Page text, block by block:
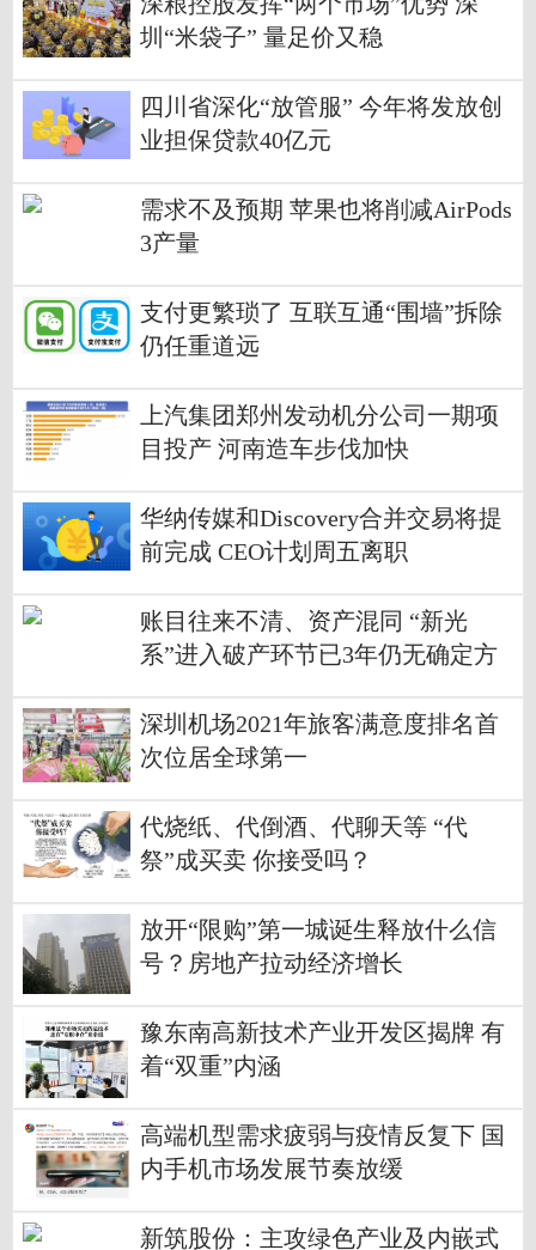
圳“米袋子” 量足价又稳
四川省深化“放管服” 今年将发放创
业担保贷款40亿元
需求不及预期 苹果也将削减AirPods
3产量
支付更繁琐了 互联互通“围墙”拆除
仍任重道远
上汽集团郑州发动机分公司一期项
目投产 河南造车步伐加快
华纳传媒和Discovery合并交易将提
前完成 CEO计划周五离职
账目往来不清、资产混同 “新光
系”进入破产环节已3年仍无确定方
深圳机场2021年旅客满意度排名首
次位居全球第一
代烧纸、代倒酒、代聊天等 “代
祭”成买卖 你接受吗？
放开“限购”第一城诞生释放什么信
号？房地产拉动经济增长
豫东南高新技术产业开发区揭牌 有
着“双重”内涵
高端机型需求疲弱与疫情反复下 国
内手机市场发展节奏放缓
新筑股份：主攻绿色产业及内嵌式